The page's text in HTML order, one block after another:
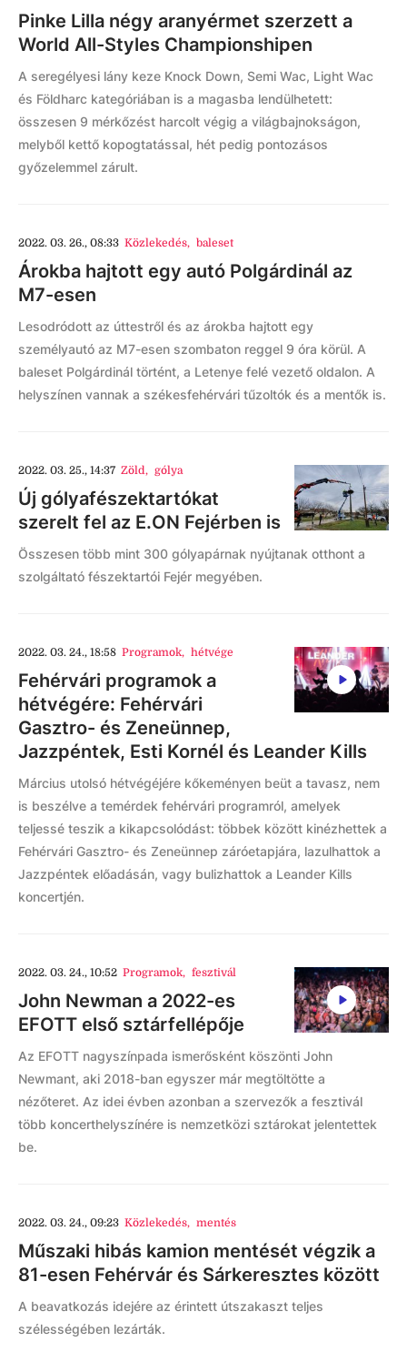
Pinke Lilla négy aranyérmet szerzett a
World All-Styles Championshipen
A seregélyesi lány keze Knock Down, Semi Wac, Light Wac
és Földharc kategóriában is a magasba lendülhetett:
összesen 9 mérkőzést harcolt végig a világbajnokságon,
melyből kettő kopogtatással, hét pedig pontozásos
győzelemmel zárult.
2022. 03. 26., 08:33 Közlekedés, baleset
Árokba hajtott egy autó Polgárdinál az
M7-esen
Lesodródott az úttestről és az árokba hajtott egy
személyautó az M7-esen szombaton reggel 9 óra körül. A
baleset Polgárdinál történt, a Letenye felé vezető oldalon. A
helyszínen vannak a székesfehérvári tűzoltók és a mentők is.
2022. 03. 25., 14:37 Zöld, gólya
Új gólyafészektartókat
szerelt fel az E.ON Fejérben is
Összesen több mint 300 gólyapárnak nyújtanak otthont a
szolgáltató fészektartói Fejér megyében.
2022. 03. 24., 18:58 Programok, hétvége
Fehérvári programok a
hétvégére: Fehérvári
Gasztro- és Zeneünnep,
Jazzpéntek, Esti Kornél és Leander Kills
Március utolsó hétvégéjére kőkeményen beüt a tavasz, nem
is beszélve a temérdek fehérvári programról, amelyek
teljessé teszik a kikapcsolódást: többek között kinézhettek a
Fehérvári Gasztro- és Zeneünnep záróetapjára, lazulhattok a
Jazzpéntek előadásán, vagy bulizhattok a Leander Kills
koncertjén.
2022. 03. 24., 10:52 Programok, fesztivál
John Newman a 2022-es
EFOTT első sztárfellépője
Az EFOTT nagyszínpada ismerősként köszönti John
Newmant, aki 2018-ban egyszer már megtöltötte a
nézőteret. Az idei évben azonban a szervezők a fesztivál
több koncerthelyszínére is nemzetközi sztárokat jelentettek
be.
2022. 03. 24., 09:23 Közlekedés, mentés
Műszaki hibás kamion mentését végzik a
81-esen Fehérvár és Sárkeresztes között
A beavatkozás idejére az érintett útszakaszt teljes
szélességében lezárták.